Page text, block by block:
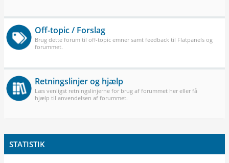
Off-topic / Forslag
Brug dette forum til off-topic emner samt feedback til Flatpanels og
forummet.
Retningslinjer og hjælp
Læs venligst retningslinjerne for brug af forummet her eller få
hjælp til anvendelsen af forummet.
STATISTIK